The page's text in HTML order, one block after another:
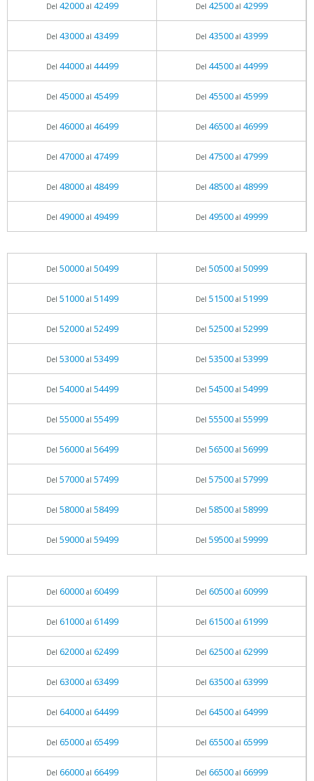
Del 42000al 42499 Del 42500al 42999
Del 43000al 43499 Del 43500al 43999
Del 44000al 44499 Del 44500al 44999
Del 45000al 45499 Del 45500al 45999
Del 46000al 46499 Del 46500al 46999
Del 47000al 47499 Del 47500al 47999
Del 48000al 48499 Del 48500al 48999
Del 49000al 49499 Del 49500al 49999
Del 50000al 50499 Del 50500al 50999
Del 51000al 51499 Del 51500al 51999
Del 52000al 52499 Del 52500al 52999
Del 53000al 53499 Del 53500al 53999
Del 54000al 54499 Del 54500al 54999
Del 55000al 55499 Del 55500al 55999
Del 56000al 56499 Del 56500al 56999
Del 57000al 57499 Del 57500al 57999
Del 58000al 58499 Del 58500al 58999
Del 59000al 59499 Del 59500al 59999
Del 60000al 60499 Del 60500al 60999
Del 61000al 61499 Del 61500al 61999
Del 62000al 62499 Del 62500al 62999
Del 63000al 63499 Del 63500al 63999
Del 64000al 64499 Del 64500al 64999
Del 65000al 65499 Del 65500al 65999
Del 66000al 66499 Del 66500al 66999